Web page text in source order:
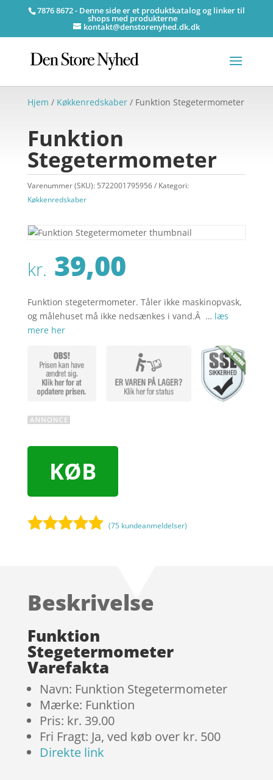
7876 8672 - Denne side er et produktkatalog og linker til
shops med produkterne
kontakt@denstorenyhed.dk.dk
Hjem / Køkkenredskaber/ Funktion Stegetermometer
Funktion
Stegetermometer
Varenummer (SKU): 5722001795956
Kategori:
Køkkenredskaber
kr. 39,00
Funktion stegetermometer. Tåler ikke maskinopvask,
og målehuset må ikke nedsænkes i vand.Â … læs
mere her
KØB
kundebedø
(75 kundeanmeldelser)
Beskrivelse
Funktion
Stegetermometer
Varefakta
Navn: Funktion Stegetermometer
Mærke: Funktion
Pris: kr. 39.00
Fri Fragt: Ja, ved køb over kr. 500
Direkte link